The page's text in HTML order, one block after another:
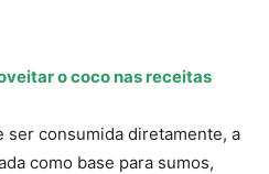
o coco nas receitas
ser consumida diretamente, a
como base para sumos,